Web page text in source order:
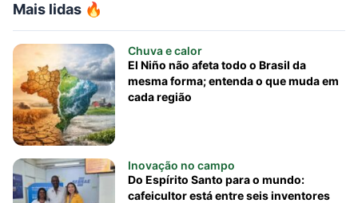
Mais lidas 🔥
Chuva e calor
El Niño não afeta todo o Brasil da
mesma forma; entenda o que muda em
cada região
Inovação no campo
Do Espírito Santo para o mundo:
cafeicultor está entre seis inventores